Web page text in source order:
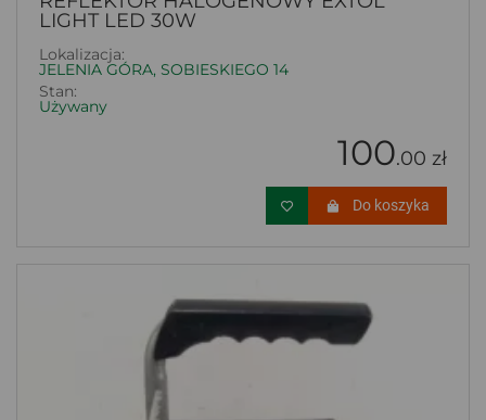
LIGHT LED 30W
Lokalizacja:
JELENIA GÓRA, SOBIESKIEGO 14
Stan:
Używany
100.00 zł
Do koszyka